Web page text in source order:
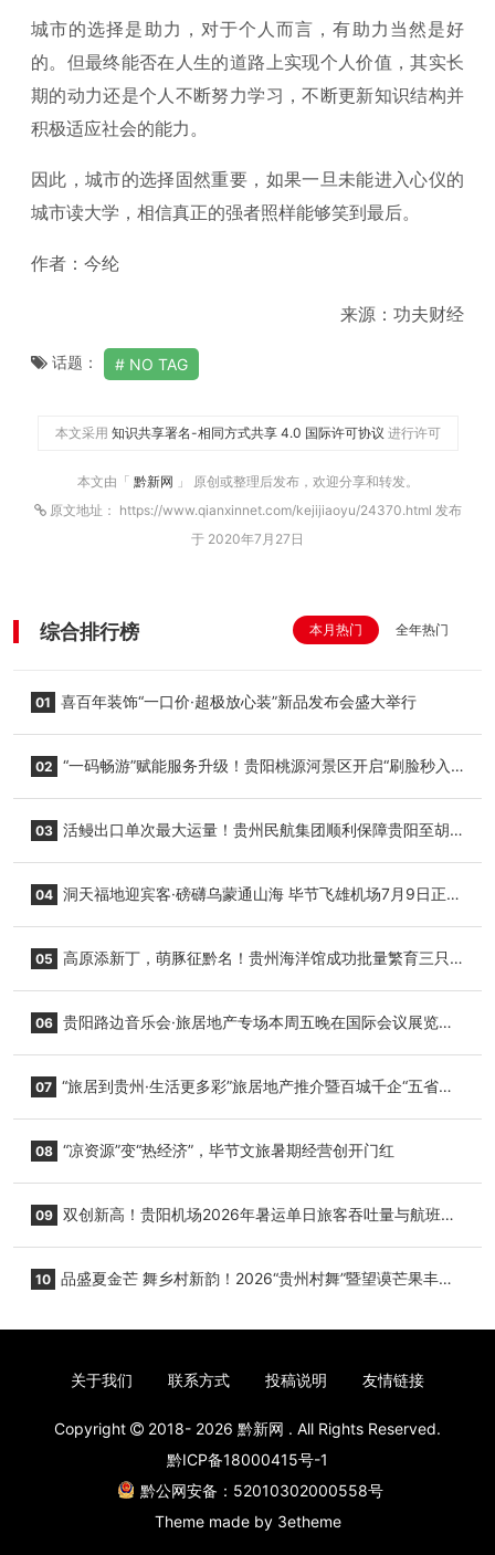
城市的选择是助力，对于个人而言，有助力当然是好
的。但最终能否在人生的道路上实现个人价值，其实长
期的动力还是个人不断努力学习，不断更新知识结构并
积极适应社会的能力。
因此，城市的选择固然重要，如果一旦未能进入心仪的
城市读大学，相信真正的强者照样能够笑到最后。
作者：今纶
来源：功夫财经
话题： NO TAG
本文采用 知识共享署名-相同方式共享 4.0 国际许可协议 进行许可
本文由「 黔新网 」 原创或整理后发布，欢迎分享和转发。
原文地址： https://www.qianxinnet.com/kejijiaoyu/24370.html 发布
于 2020年7月27日
综合排行榜 本月热门 全年热门
01 喜百年装饰“一口价·超极放心装”新品发布会盛大举行
02 “一码畅游”赋能服务升级！贵阳桃源河景区开启“刷脸秒入
03 活鳗出口单次最大运量！贵州民航集团顺利保障贵阳至胡
04 洞天福地迎宾客·磅礴乌蒙通山海 毕节飞雄机场7月9日正式
05 高原添新丁，萌豚征黔名！贵州海洋馆成功批量繁育三只
06 贵阳路边音乐会·旅居地产专场本周五晚在国际会议展览中
07 “旅居到贵州·生活更多彩”旅居地产推介暨百城千企“五省
08 “凉资源”变“热经济”，毕节文旅暑期经营创开门红
09 双创新高！贵阳机场2026年暑运单日旅客吞吐量与航班起
10 品盛夏金芒 舞乡村新韵！2026“贵州村舞”暨望谟芒果丰收
关于我们 联系方式 投稿说明 友情链接
Copyright 2018- 2026 黔新网 . All Rights Reserved.
黔ICP备18000415号-1
黔公网安备：52010302000558号
Theme made by 3etheme